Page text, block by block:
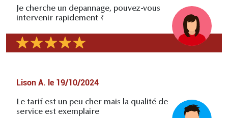
Je cherche un depannage, pouvez-vous
intervenir rapidement ?
Lison A. le 19/10/2024
Le tarif est un peu cher mais la qualité de
service est exemplaire